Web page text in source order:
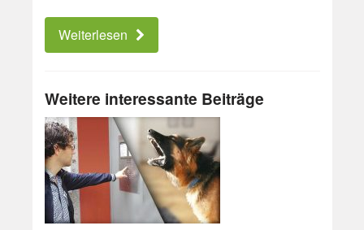
Weiterlesen
Weitere interessante Beiträge